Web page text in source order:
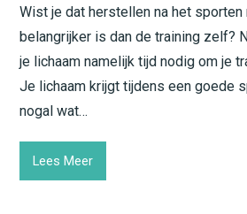
Wist je dat herstellen na het
belangrijker is dan de training zelf?
je lichaam namelijk tijd nodig om je
Je lichaam krijgt tijdens een goede
nogal wat…
Lees Meer